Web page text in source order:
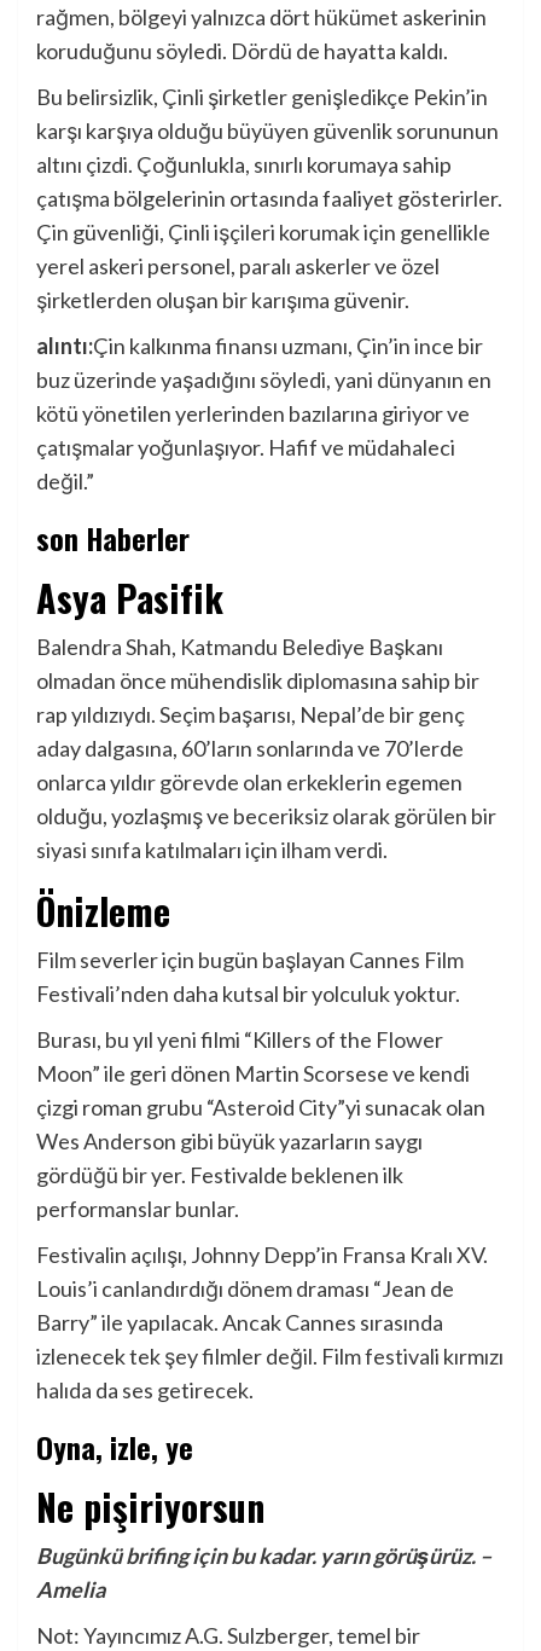
rağmen, bölgeyi yalnızca dört hükümet askerinin
koruduğunu söyledi. Dördü de hayatta kaldı.
Bu belirsizlik, Çinli şirketler genişledikçe Pekin’in
karşı karşıya olduğu büyüyen güvenlik sorununun
altını çizdi. Çoğunlukla, sınırlı korumaya sahip
çatışma bölgelerinin ortasında faaliyet gösterirler.
Çin güvenliği, Çinli işçileri korumak için genellikle
yerel askeri personel, paralı askerler ve özel
şirketlerden oluşan bir karışıma güvenir.
alıntı:Çin kalkınma finansı uzmanı, Çin’in ince bir
buz üzerinde yaşadığını söyledi, yani dünyanın en
kötü yönetilen yerlerinden bazılarına giriyor ve
çatışmalar yoğunlaşıyor. Hafif ve müdahaleci
değil.”
son Haberler
Asya Pasifik
Balendra Shah, Katmandu Belediye Başkanı
olmadan önce mühendislik diplomasına sahip bir
rap yıldızıydı. Seçim başarısı, Nepal’de bir genç
aday dalgasına, 60’ların sonlarında ve 70’lerde
onlarca yıldır görevde olan erkeklerin egemen
olduğu, yozlaşmış ve beceriksiz olarak görülen bir
siyasi sınıfa katılmaları için ilham verdi.
Önizleme
Film severler için bugün başlayan Cannes Film
Festivali’nden daha kutsal bir yolculuk yoktur.
Burası, bu yıl yeni filmi “Killers of the Flower
Moon” ile geri dönen Martin Scorsese ve kendi
çizgi roman grubu “Asteroid City”yi sunacak olan
Wes Anderson gibi büyük yazarların saygı
gördüğü bir yer. Festivalde beklenen ilk
performanslar bunlar.
Festivalin açılışı, Johnny Depp’in Fransa Kralı XV.
Louis’i canlandırdığı dönem draması “Jean de
Barry” ile yapılacak. Ancak Cannes sırasında
izlenecek tek şey filmler değil. Film festivali kırmızı
halıda da ses getirecek.
Oyna, izle, ye
Ne pişiriyorsun
Bugünkü brifing için bu kadar. yarın görüşürüz. –
Amelia
Not: Yayıncımız A.G. Sulzberger, temel bir